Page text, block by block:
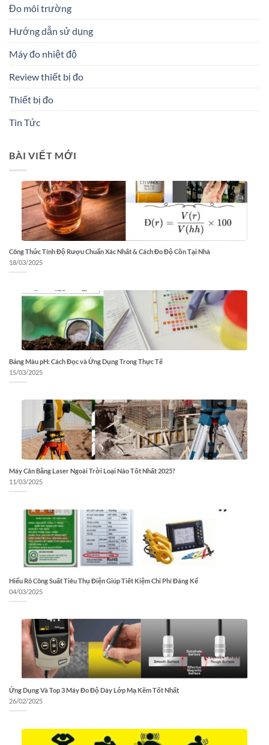
Đo môi trường
Hướng dẫn sử dụng
Máy đo nhiệt độ
Review thiết bị đo
Thiết bị đo
Tin Tức
BÀI VIẾT MỚI
Công Thức Tính Độ Rượu Chuẩn Xác Nhất & Cách Đo Độ Cồn Tại Nhà
18/03/2025
Bảng Màu pH: Cách Đọc và Ứng Dụng Trong Thực Tế
15/03/2025
Máy Cân Bằng Laser Ngoài Trời Loại Nào Tốt Nhất 2025?
11/03/2025
Hiểu Rõ Công Suất Tiêu Thụ Điện Giúp Tiết Kiệm Chi Phí Đáng Kể
04/03/2025
Ứng Dụng Và Top 3 Máy Đo Độ Dày Lớp Mạ Kẽm Tốt Nhất
26/02/2025